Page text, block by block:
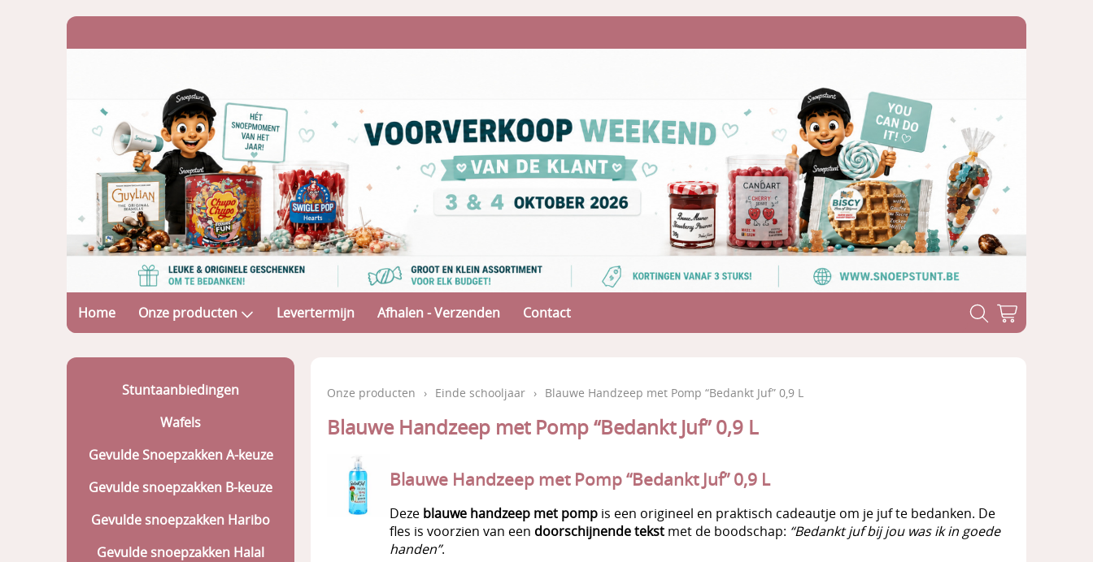
Home Onze producten Levertermijn Afhalen - Verzenden Contact
Stuntaanbiedingen
Wafels
Gevulde Snoepzakken A-keuze
Gevulde snoepzakken B-keuze
Gevulde snoepzakken Haribo
Gevulde snoepzakken Halal
Onze producten › Einde schooljaar › Blauwe Handzeep met Pomp “Bedankt Juf” 0,9 L
Blauwe Handzeep met Pomp “Bedankt Juf” 0,9 L
Blauwe Handzeep met Pomp “Bedankt Juf” 0,9 L
Deze blauwe handzeep met pomp is een origineel en praktisch cadeautje om je juf te bedanken. De
fles is voorzien van een doorschijnende tekst met de boodschap: “Bedankt juf bij jou was ik in goede
handen”.